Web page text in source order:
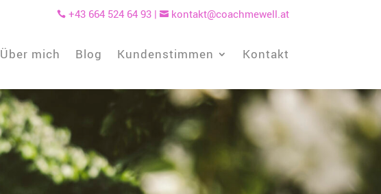
 +43 664 524 64 93| kontakt@coachmewell.at
Über mich Blog Kundenstimmen Kontakt